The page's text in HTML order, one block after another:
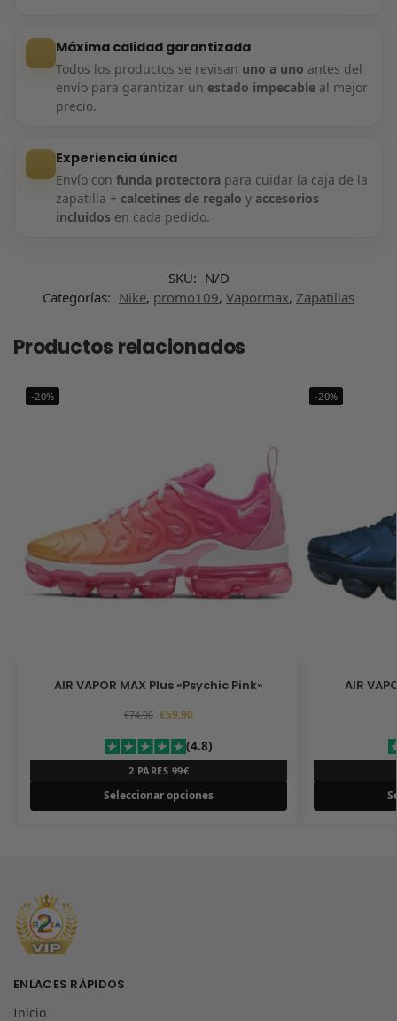
Máxima calidad garantizada
Todos los productos se revisan uno a uno antes del
envío para garantizar un estado impecableal mejor
precio.
Experiencia única
Envío con funda protectorapara cuidar la caja de la
zapatilla + calcetines de regalo y accesorios
incluidos en cada pedido.
SKU: N/D
Categorías: Nike, promo109, Vapormax, Zapatillas
Productos relacionados
-20%
AIR VAPOR MAX Plus «Psychic Pink»
€74.90 €59.90
(4.8)
2 PARES 99€
Seleccionar opciones
-20%
AIR
ENLACES RÁPIDOS
Inicio